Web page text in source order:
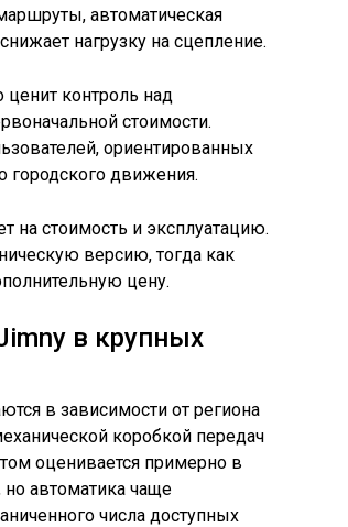
автоматическая
нагрузку на сцепление.
ценит контроль над
стоимости.
ориентированных
городского движения.
стоимость и эксплуатацию.
версию, тогда как
цену.
в крупных
в зависимости от региона
коробкой передач
оценивается примерно в
но автоматика чаще
числа доступных